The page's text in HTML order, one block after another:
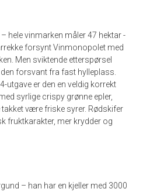
hele vinmarken måler 47 hektar -
forsynt Vinmonopolet med
Men sviktende etterspørsel
forsvant fra fast hylleplass.
utgave er den en veldig korrekt
syrlige crispy grønne epler,
være friske syrer. Rødskifer
fruktkarakter, mer krydder og
– han har en kjeller med 3000